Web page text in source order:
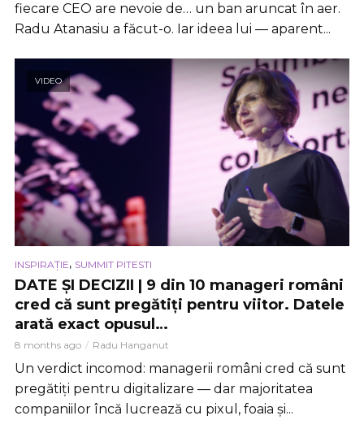
fiecare CEO are nevoie de… un ban aruncat în aer.
Radu Atanasiu a făcut-o. Iar ideea lui — aparent...
VIDEO
INSPIRAȚIE, SUMMIT PITESTI
DATE ȘI DECIZII | 9 din 10 manageri români
cred că sunt pregătiți pentru viitor. Datele
arată exact opusul…
8 months ago Radu Hanganut
Un verdict incomod: managerii români cred că sunt
pregătiți pentru digitalizare — dar majoritatea
companiilor încă lucrează cu pixul, foaia și...